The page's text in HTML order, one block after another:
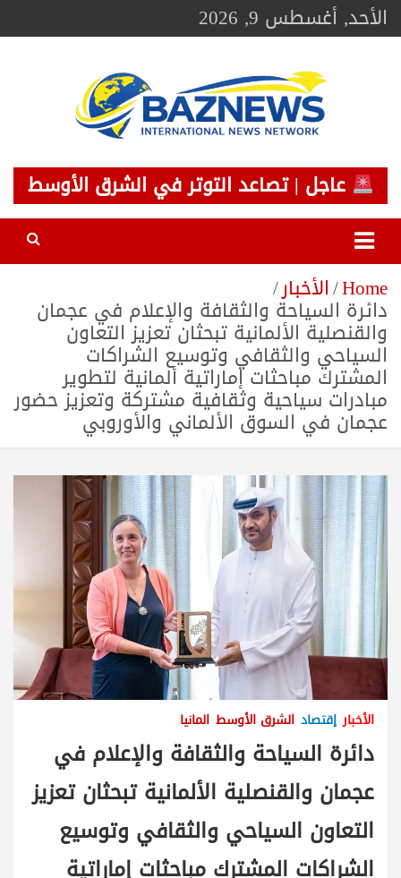
Skip
toالأحد, أغسطس 9, 2026
BAZNEWS
شبكة باز الإخبارية
عاجل | تصاعد التوتر في الشرق الأوسط
Home الأخبار
دائرة السياحة والثقافة والإعلام في عجمان
والقنصلية الألمانية تبحثان تعزيز التعاون
السياحي والثقافي وتوسيع الشراكات
المشترك مباحثات إماراتية ألمانية لتطوير
مبادرات سياحية وثقافية مشتركة وتعزيز حضور
عجمان في السوق الألماني والأوروبي
الأخبار إقتصاد الشرق الأوسط المانيا
دائرة السياحة والثقافة والإعلام في
عجمان والقنصلية الألمانية تبحثان تعزيز
التعاون السياحي والثقافي وتوسيع
الشراكات المشترك مباحثات إماراتية